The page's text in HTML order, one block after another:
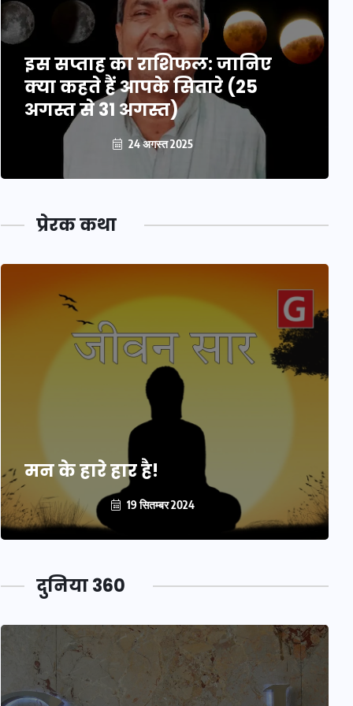
इस सप्ताह का राशिफल: जानिए
क्या कहते हैं आपके सितारे (25
अगस्त से 31 अगस्त)
24 अगस्त 2025
प्रेरक कथा
मन के हारे हार है!
19 सितम्बर 2024
दुनिया 360